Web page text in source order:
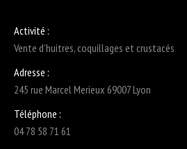
Activité :
Vente d’huitres, coquillages et crustacés
Adresse :
245 rue Marcel Merieux 69007 Lyon
Téléphone :
04 78 58 71 61